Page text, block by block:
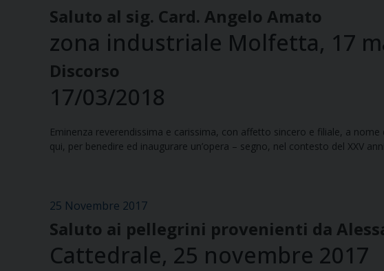
Saluto al sig. Card. Angelo Amato
zona industriale Molfetta, 17
Discorso
17/03/2018
Eminenza reverendissima e carissima, con affetto sincero e filiale, a
qui, per benedire ed inaugurare un’opera – segno, nel contesto del XXV
25 Novembre 2017
Saluto ai pellegrini provenienti da
Cattedrale, 25 novembre 2017